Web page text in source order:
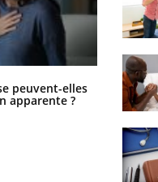
peuvent-elles
apparente ? signe